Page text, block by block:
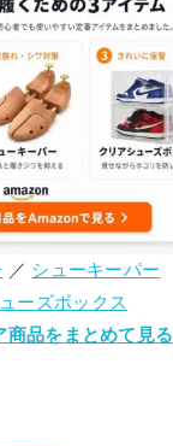
／ シューキーパー
ーズボックス
商品をまとめて見る